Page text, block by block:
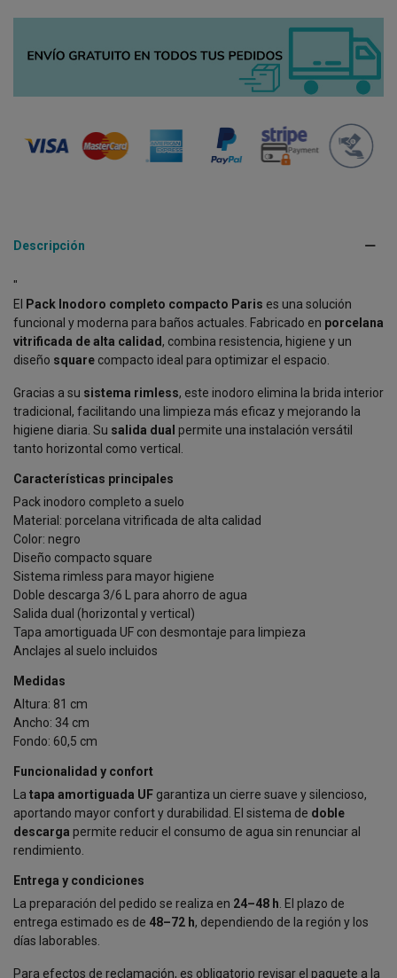
Descripción
"
El
Pack Inodoro completo compacto Paris es una solución
funcional y moderna para baños actuales. Fabricado en porcelana
vitrificada de alta calidad, combina resistencia, higiene y un
diseño square compacto ideal para optimizar el espacio.
Gracias a su sistema rimless, este inodoro elimina la brida interior
tradicional, facilitando una limpieza más eficaz y mejorando la
higiene diaria. Su salida dual permite una instalación versátil
tanto horizontal como vertical.
Características principales
Pack inodoro completo a suelo
Material: porcelana vitrificada de alta calidad
Color: negro
Diseño compacto square
Sistema rimless para mayor higiene
Doble descarga 3/6 L para ahorro de agua
Salida dual (horizontal y vertical)
Tapa amortiguada UF con desmontaje para limpieza
Anclajes al suelo incluidos
Medidas
Altura: 81 cm
Ancho: 34 cm
Fondo: 60,5 cm
Funcionalidad y confort
La tapa amortiguada UF garantiza un cierre suave y silencioso,
aportando mayor confort y durabilidad. El sistema de doble
descarga permite reducir el consumo de agua sin renunciar al
rendimiento.
Entrega y condiciones
La preparación del pedido se realiza en 24–48 h . El plazo de
entrega estimado es de 48–72 h, dependiendo de la región y los
días laborables.
Para efectos de reclamación, es obligatorio revisar el paquete a la